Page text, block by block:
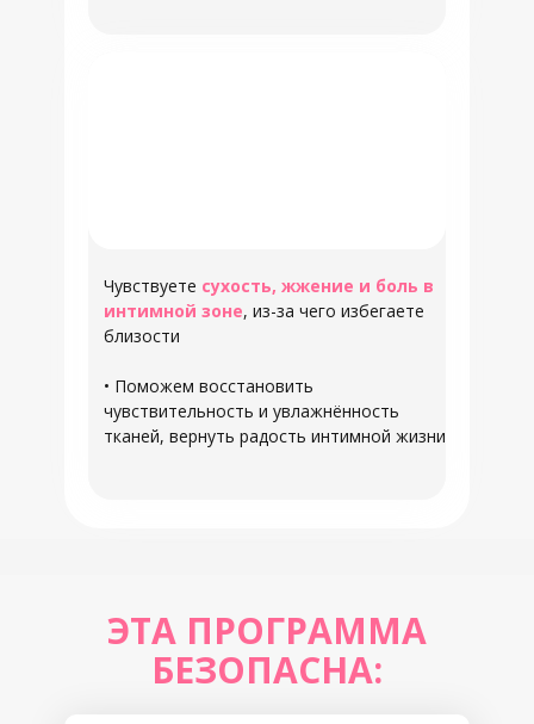
Чувствуете сухость, жжение и боль в
интимной зоне, из-за чего избегаете
близости
• Поможем восстановить
чувствительность и увлажнённость
тканей, вернуть радость интимной жизни
ЭТА ПРОГРАММА
БЕЗОПАСНА: